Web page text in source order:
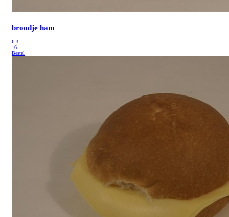
broodje ham
€ 3
16
Bestel